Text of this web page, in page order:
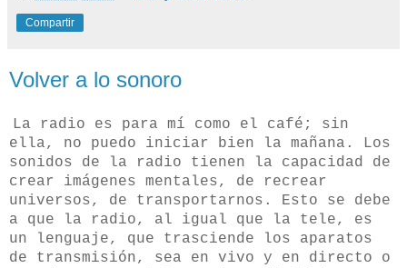
Compartir
Volver a lo sonoro
La radio es para mí como el café; sin
ella, no puedo iniciar bien la mañana. Los
sonidos de la radio tienen la capacidad de
crear imágenes mentales, de recrear
universos, de transportarnos. Esto se debe
a que la radio, al igual que la tele, es
un lenguaje, que trasciende los aparatos
de transmisión, sea en vivo y en directo o